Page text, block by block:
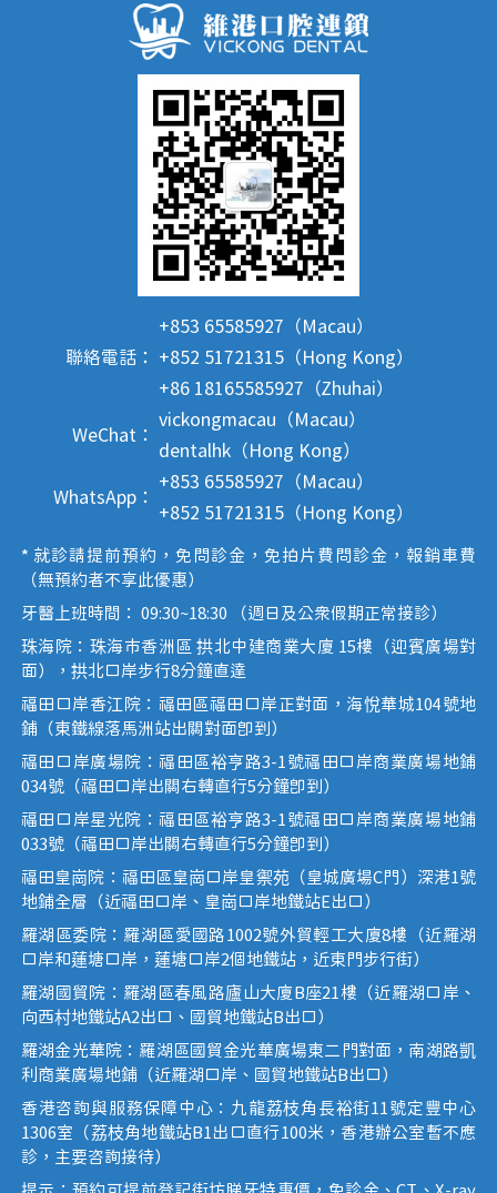
聯絡電話：
+853 65585927（Macau）
+852 51721315（Hong Kong）
+86 18165585927（Zhuhai）
WeChat：
vickongmacau（Macau）
dentalhk（Hong Kong）
WhatsApp：
+853 65585927（Macau）
+852 51721315（Hong Kong）
* 就診請提前預約，免問診金，免拍片費問診金，報銷車費
（無預約者不享此優惠）
牙醫上班時間： 09:30~18:30 （週日及公眾假期正常接診）
珠海院：珠海市香洲區 拱北中建商業大廈 15樓（迎賓廣場對
面），拱北口岸步行8分鐘直達
福田口岸香江院：福田區福田口岸正對面，海悅華城104號地
鋪（東鐵線落馬洲站出關對面即到）
福田口岸廣場院：福田區裕亨路3-1號福田口岸商業廣場地鋪
034號（福田口岸出關右轉直行5分鐘即到）
福田口岸星光院：福田區裕亨路3-1號福田口岸商業廣場地鋪
033號（福田口岸出關右轉直行5分鐘即到）
福田皇崗院：福田區皇崗口岸皇禦苑（皇城廣場C門）深港1號
地鋪全層（近福田口岸、皇崗口岸地鐵站E出口）
羅湖區委院：羅湖區愛國路1002號外貿輕工大廈8樓（近羅湖
口岸和蓮塘口岸，蓮塘口岸2個地鐵站，近東門步行街）
羅湖國貿院：羅湖區春風路廬山大廈B座21樓（近羅湖口岸、
向西村地鐵站A2出口、國貿地鐵站B出口）
羅湖金光華院：羅湖區國貿金光華廣場東二門對面，南湖路凱
利商業廣場地鋪（近羅湖口岸、國貿地鐵站B出口）
香港咨詢與服務保障中心：九龍荔枝角長裕街11號定豐中心
1306室（荔枝角地鐵站B1出口直行100米，香港辦公室暫不應
診，主要咨詢接待）